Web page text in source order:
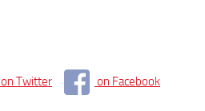
on Twitter on Facebook